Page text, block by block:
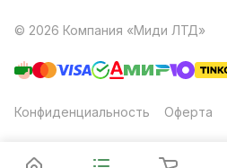
© 2026 Компания «Миди ЛТД»
Конфиденциальность Оферта